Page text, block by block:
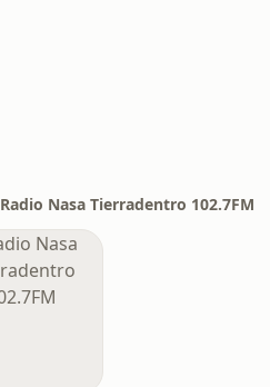
Radio Nasa Tierradentro 102.7FM